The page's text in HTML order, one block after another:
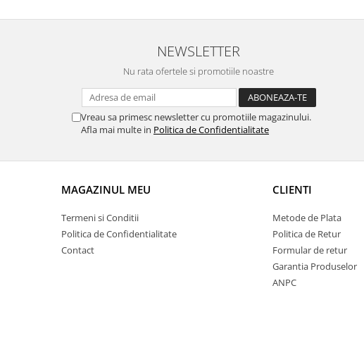
NEWSLETTER
Nu rata ofertele si promotiile noastre
Vreau sa primesc newsletter cu promotiile magazinului.
Afla mai multe in Politica de Confidentialitate
MAGAZINUL MEU
Termeni si Conditii
Politica de Confidentialitate
Contact
CLIENTI
Metode de Plata
Politica de Retur
Formular de retur
Garantia Produselor
ANPC